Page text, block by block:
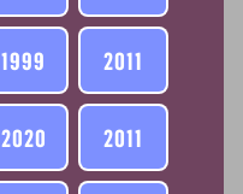
1999 2011
2020 2011